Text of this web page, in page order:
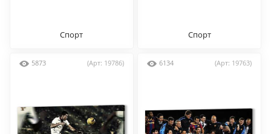
Спорт Спорт
5873 (Арт: 19786) 6134 (Арт: 19763)